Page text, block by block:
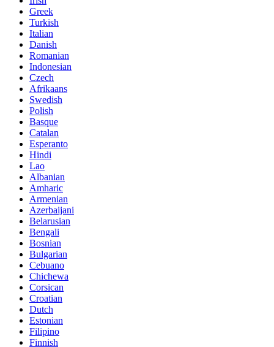
Greek
Turkish
Italian
Danish
Romanian
Indonesian
Czech
Afrikaans
Swedish
Polish
Basque
Catalan
Esperanto
Hindi
Lao
Albanian
Amharic
Armenian
Azerbaijani
Belarusian
Bengali
Bosnian
Bulgarian
Cebuano
Chichewa
Corsican
Croatian
Dutch
Estonian
Filipino
Finnish